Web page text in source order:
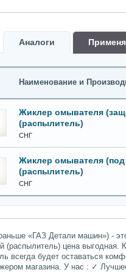
Аналоги
Наименование и
Жиклер омывателя
(распылитель)
СНГ
Жиклер омывателя (под
(распылитель)
СНГ
«ГАЗ Детали машин») -
цена выгодная.
всегда будет оставаться
магазина. У нас : ✓